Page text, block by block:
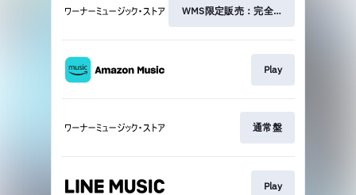
WMS限定販売：完全生産限定盤
Play
通常盤
Play